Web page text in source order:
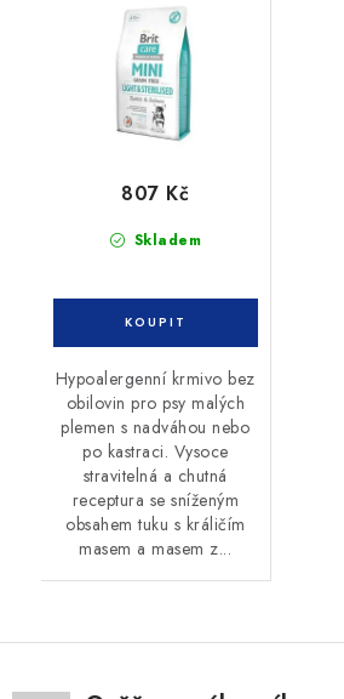
Skladem
807 Kč
Hypoalergenní krmivo bez
obilovin pro psy malých
plemen s nadváhou nebo
po kastraci. Vysoce
stravitelná a chutná
receptura se sníženým
obsahem tuku s králičím
masem a masem z...